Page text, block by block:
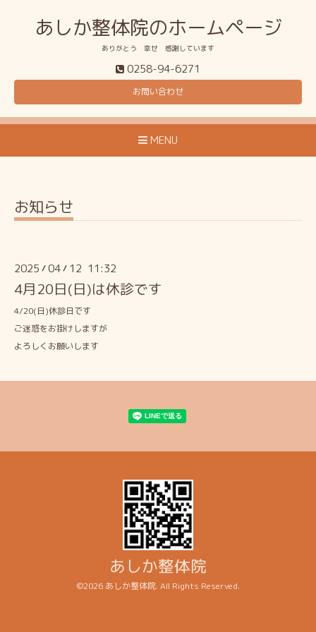
あしか整体院のホームページ
ありがとう 幸せ 感謝しています
0258-94-6271
お問い合わせ
MENU
お知らせ
2025 /04/ 12 11:32
4月20日(日)は休診です
4/20(日)休診日です
ご迷惑をお掛けしますが
よろしくお願いします
あしか整体院
©2026 あしか整体院. All Rights Reserved.